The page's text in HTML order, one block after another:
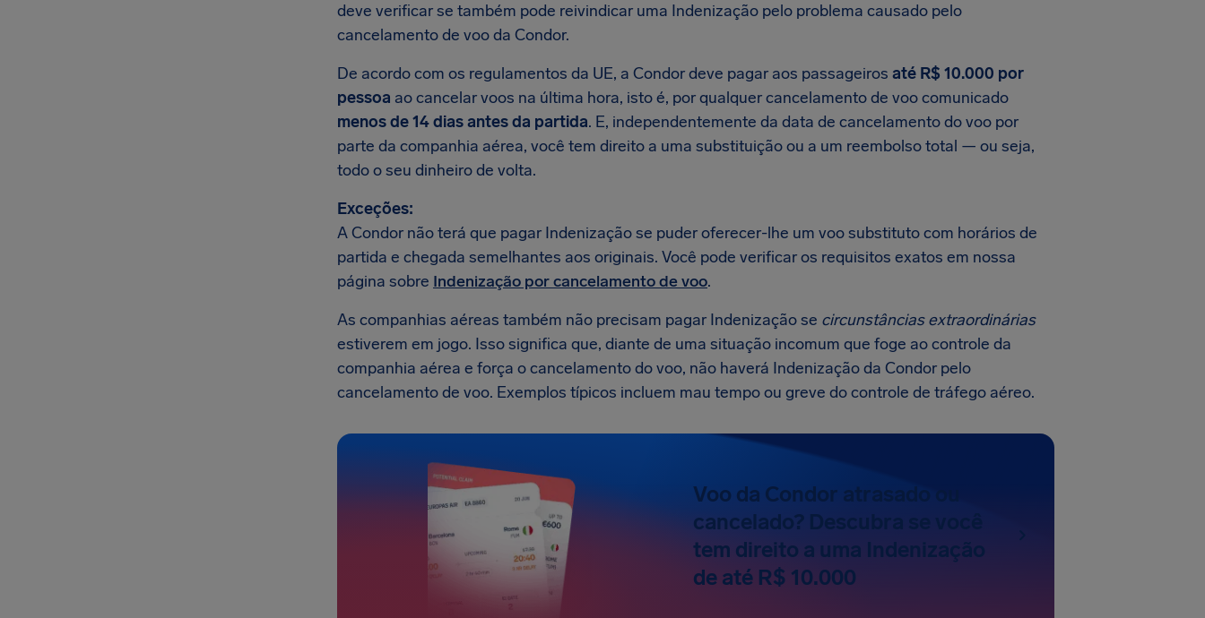
deve verificar se também pode reivindicar uma Indenização pelo problema causado pelo
cancelamento de voo da Condor.
De acordo com os regulamentos da UE, a Condor deve pagar aos passageiros até R$ 10.000 por
pessoa ao cancelar voos na última hora, isto é, por qualquer cancelamento de voo comunicado
menos de 14 dias antes da partida. E, independentemente da data de cancelamento do voo por
parte da companhia aérea, você tem direito a uma substituição ou a um reembolso total — ou seja,
todo o seu dinheiro de volta.
Exceções:
A Condor não terá que pagar Indenização se puder oferecer-lhe um voo substituto com horários de
partida e chegada semelhantes aos originais. Você pode verificar os requisitos exatos em nossa
página sobre Indenização por cancelamento de voo.
As companhias aéreas também não precisam pagar Indenização se circunstâncias extraordinárias
estiverem em jogo. Isso significa que, diante de uma situação incomum que foge ao controle da
companhia aérea e força o cancelamento do voo, não haverá Indenização da Condor pelo
cancelamento de voo. Exemplos típicos incluem mau tempo ou greve do controle de tráfego aéreo.
Voo da Condor atrasado ou
cancelado? Descubra se você
tem direito a uma Indenização
de até R$ 10.000